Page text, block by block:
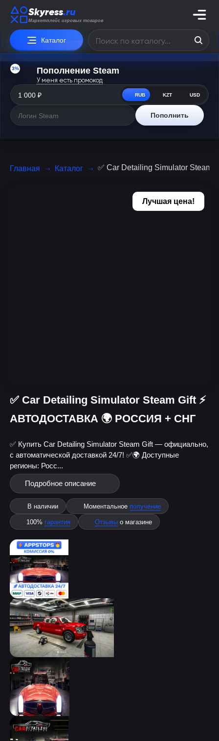
Skyress.ru
Маркетплейс игровых товаров
Каталог
3% Пополнение Steam
У меня есть промокод
RUB KZT USD
Пополнить
Главная Каталог ✅ Car Detailing Simulator
Лучшая цена!
✅ Car Detailing Simulator Steam Gift ⚡
АВТОДОСТАВКА 🌍 РОССИЯ + СНГ
✅ Купить Car Detailing Simulator Steam Gift — официально,
с автоматической доставкой 24/7! ✅🌍 Доступные
регионы: Росс...
Подробное описание
В наличии Моментальное получение
100% гарантия Отзывы о магазине